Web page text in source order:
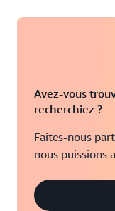
Avez-vous
recherchiez ?
Faites-nous
nous puissions